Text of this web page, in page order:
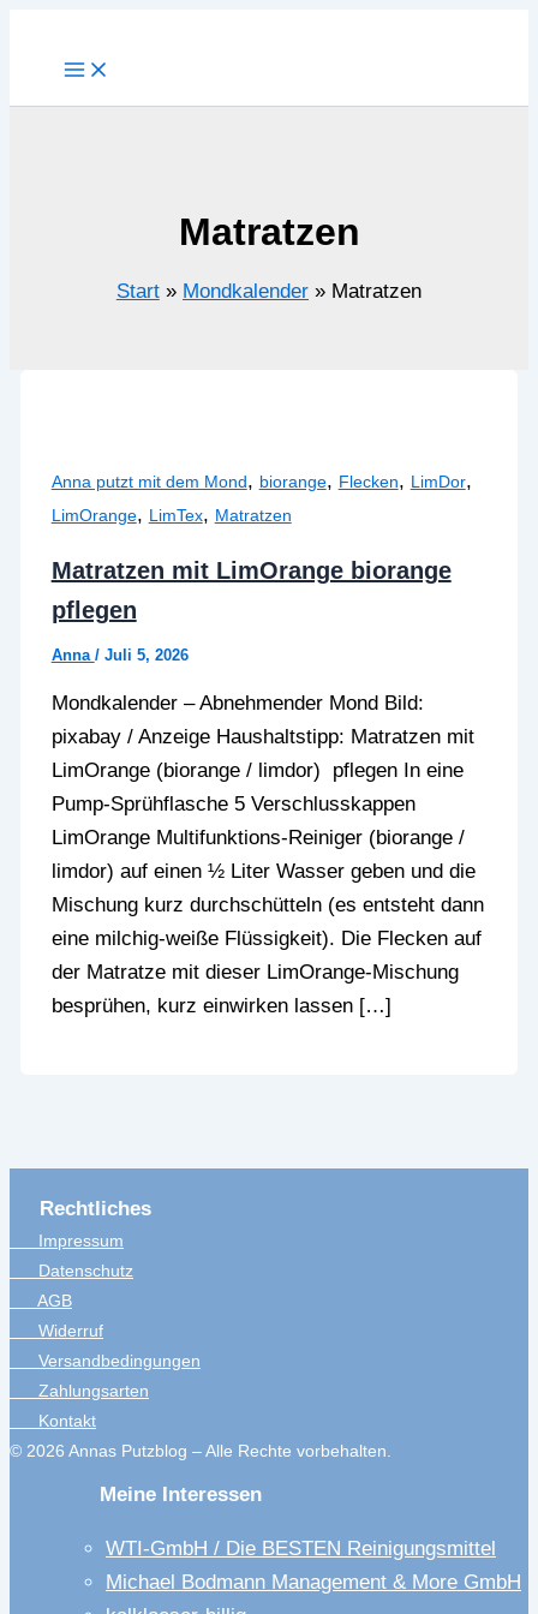
Matratzen
Start Mondkalender Matratzen
Anna putzt mit dem Mond, biorange, Flecken, LimDor,
LimOrange, LimTex, Matratzen
Matratzen mit LimOrange biorange
pflegen
Anna / Juli 5, 2026
Mondkalender – Abnehmender Mond Bild:
pixabay / Anzeige Haushaltstipp: Matratzen mit
LimOrange (biorange / limdor) pflegen In eine
Pump-Sprühflasche 5 Verschlusskappen
LimOrange Multifunktions-Reiniger (biorange /
limdor) auf einen ½ Liter Wasser geben und die
Mischung kurz durchschütteln (es entsteht dann
eine milchig-weiße Flüssigkeit). Die Flecken auf
der Matratze mit dieser LimOrange-Mischung
besprühen, kurz einwirken lassen […]
Rechtliches
Impressum
Datenschutz
AGB
Widerruf
Versandbedingungen
Zahlungsarten
Kontakt
© 2026 Annas Putzblog – Alle Rechte vorbehalten.
Meine Interessen
WTI-GmbH / Die BESTEN Reinigungsmittel
Michael Bodmann Management & More GmbH